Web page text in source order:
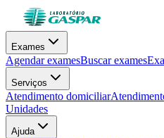
Exames
Agendar examesBuscar exames
Serviços
Atendimento domiciliar
Unidades
Ajuda